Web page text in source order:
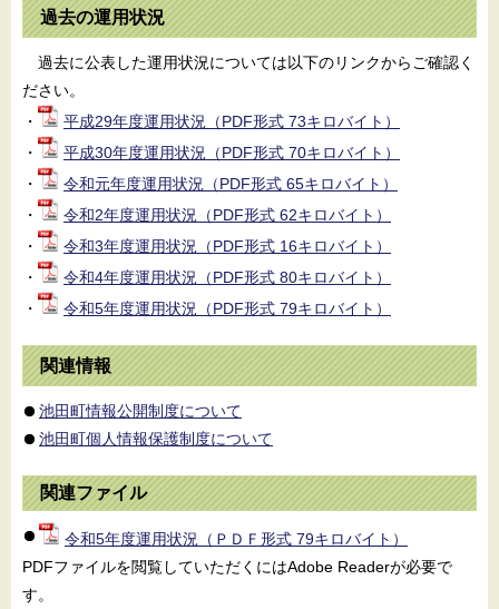
過去の運用状況
過去に公表した運用状況については以下のリンクからご確認く
ださい。
・
平成29年度運用状況（PDF形式 73キロバイト）
・
平成30年度運用状況（PDF形式 70キロバイト）
・
令和元年度運用状況（PDF形式 65キロバイト）
・
令和2年度運用状況（PDF形式 62キロバイト）
・
令和3年度運用状況（PDF形式 16キロバイト）
・
令和4年度運用状況（PDF形式 80キロバイト）
・
令和5年度運用状況（PDF形式 79キロバイト）
関連情報
池田町情報公開制度について
池田町個人情報保護制度について
関連ファイル
令和5年度運用状況（ＰＤＦ形式 79キロバイト）
PDFファイルを閲覧していただくにはAdobe Readerが必要で
す。